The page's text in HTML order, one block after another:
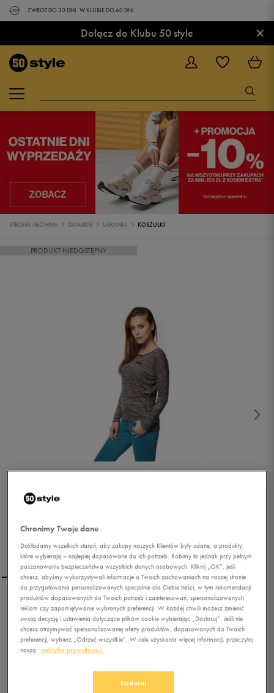
ZWROT DO 30 DNI. W KLUBIE DO 60 DNI.
Dołącz do Klubu 50 style ×
STRONA GŁÓWNA DAMSKIE UBRANIA KOSZULKI
PRODUKT NIEDOSTĘPNY
CONFRONT T-SHIRT
TOKYA
0
KLUBIE 50 STYLE
Chronimy Twoje dane
Dokładamy wszelkich starań, aby zakupy naszych Klientów były udane, a produkty,
które wybierają – najlepiej dopasowane do ich potrzeb. Robimy to jednak przy pełnym
poszanowaniu bezpieczeństwa wszystkich danych osobowych. Kliknij „OK”, jeśli
chcesz, abyśmy wykorzystywali informacje o Twoich zachowaniach na naszej stronie
do przygotowania personalizowanych specjalnie dla Ciebie treści, w tym rekomendacji
produktów dopasowanych do Twoich potrzeb i zainteresowań, spersonalizowanych
reklam czy zapamiętywanie wybranych preferencji. W każdej chwili możesz zmienić
swoją decyzję i ustawienia dotyczące plików cookie wybierając „Dostosuj”. Jeśli nie
chcesz otrzymywać spersonalizowanej oferty produktów, dopasowanych do Twoich
preferencji, wybierz „Odrzuć wszystkie”. W celu uzyskania więcej informacji, przeczytaj
naszą
politykę prywatności.
Dostosuj